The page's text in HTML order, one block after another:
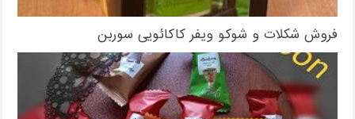
فروش شکلات و شوکو ویفر کاکائویی سوربن